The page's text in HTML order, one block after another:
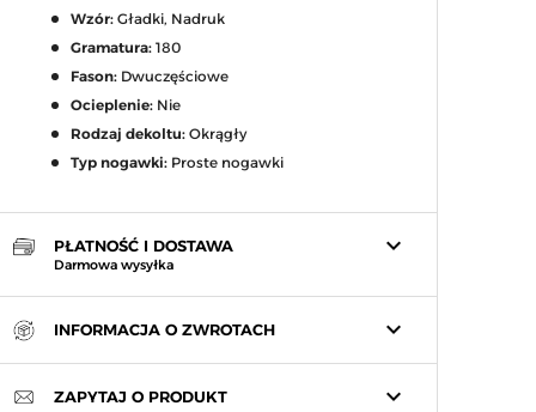
NastępnyWzór: Gładki, Nadruk
Gramatura: 180
Fason: Dwuczęściowe
Ocieplenie: Nie
Rodzaj dekoltu: Okrągły
Typ nogawki: Proste nogawki
keyboard_arrow_down
PŁATNOŚĆ I DOSTAWA
Darmowa wysyłka
keyboard_arrow_down
INFORMACJA O ZWROTACH
keyboard_arrow_down
ZAPYTAJ O PRODUKT